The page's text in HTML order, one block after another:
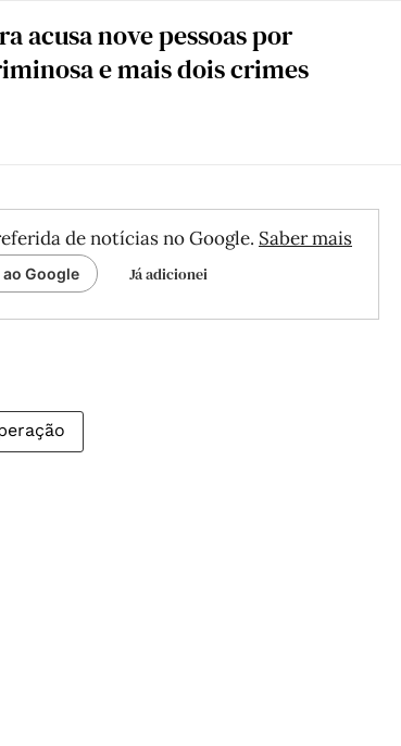
acusa nove pessoas por
e mais dois crimes
de notícias no Google. Saber mais
Google Já adicionei